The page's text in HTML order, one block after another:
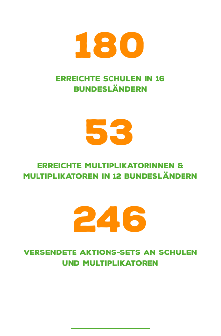
180
ERREICHTE SCHULEN IN 16
BUNDESLÄNDERN
53
ERREICHTE MULTIPLIKATORINNEN &
MULTIPLIKATOREN IN 12 BUNDESLÄNDERN
246
VERSENDETE AKTIONS-SETS AN SCHULEN
UND MULTIPLIKATOREN